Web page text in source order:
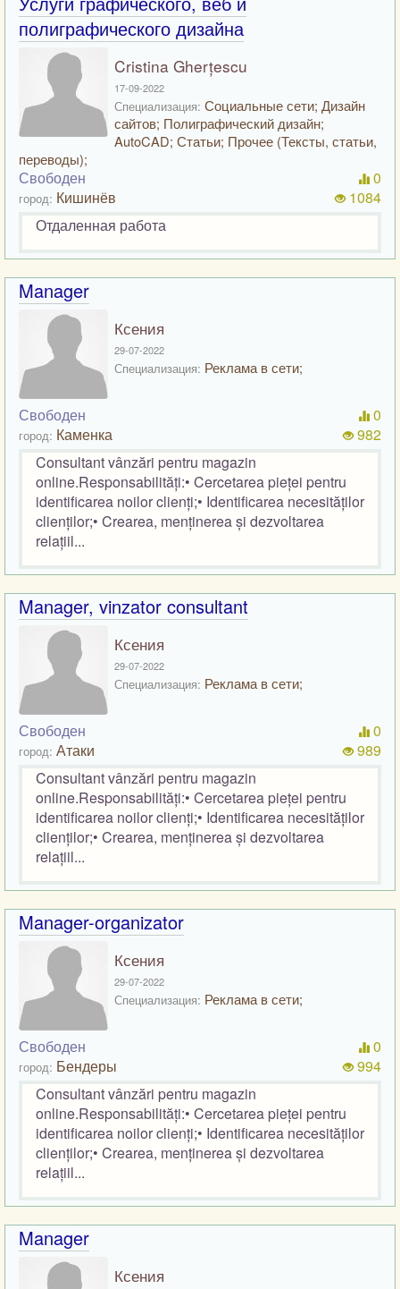
полиграфического дизайна
Cristina Gherțescu
17-09-2022
Специализация: Социальные сети; Дизайн
сайтов; Полиграфический дизайн;
AutoCAD; Статьи; Прочее (Тексты, статьи,
переводы);
Свободен
город: Кишинёв
0
1084
Отдаленная работа
Manager
Ксения
29-07-2022
Специализация: Реклама в сети;
Свободен
город: Каменка
0
982
Consultant vânzări pentru magazin
online.Responsabilități:• Cercetarea pieței pentru
identificarea noilor clienți;• Identificarea necesităților
clienților;• Crearea, menținerea și dezvoltarea
relațiil...
Manager, vinzator consultant
Ксения
29-07-2022
Специализация: Реклама в сети;
Свободен
город: Атаки
0
989
Consultant vânzări pentru magazin
online.Responsabilități:• Cercetarea pieței pentru
identificarea noilor clienți;• Identificarea necesităților
clienților;• Crearea, menținerea și dezvoltarea
relațiil...
Manager-organizator
Ксения
29-07-2022
Специализация: Реклама в сети;
Свободен
город: Бендеры
0
994
Consultant vânzări pentru magazin
online.Responsabilități:• Cercetarea pieței pentru
identificarea noilor clienți;• Identificarea necesităților
clienților;• Crearea, menținerea și dezvoltarea
relațiil...
Manager
Ксения